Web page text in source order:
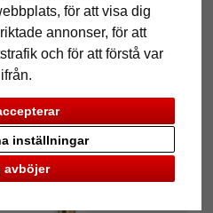
för att visa dig
annonser, för att
och för att förstå var
avböjer
inställningar